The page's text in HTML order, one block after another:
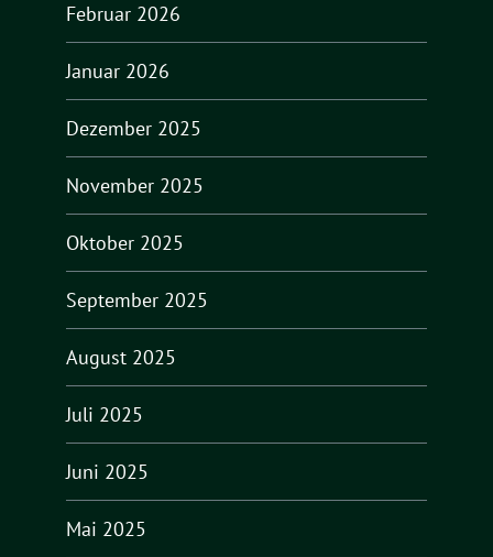
Februar 2026
Januar 2026
Dezember 2025
November 2025
Oktober 2025
September 2025
August 2025
Juli 2025
Juni 2025
Mai 2025